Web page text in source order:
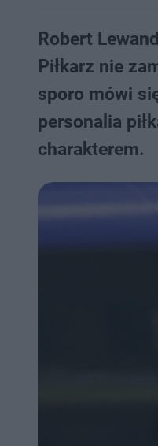
Robert
Piłkarz nie
sporo mówi
personalia
charakterem.